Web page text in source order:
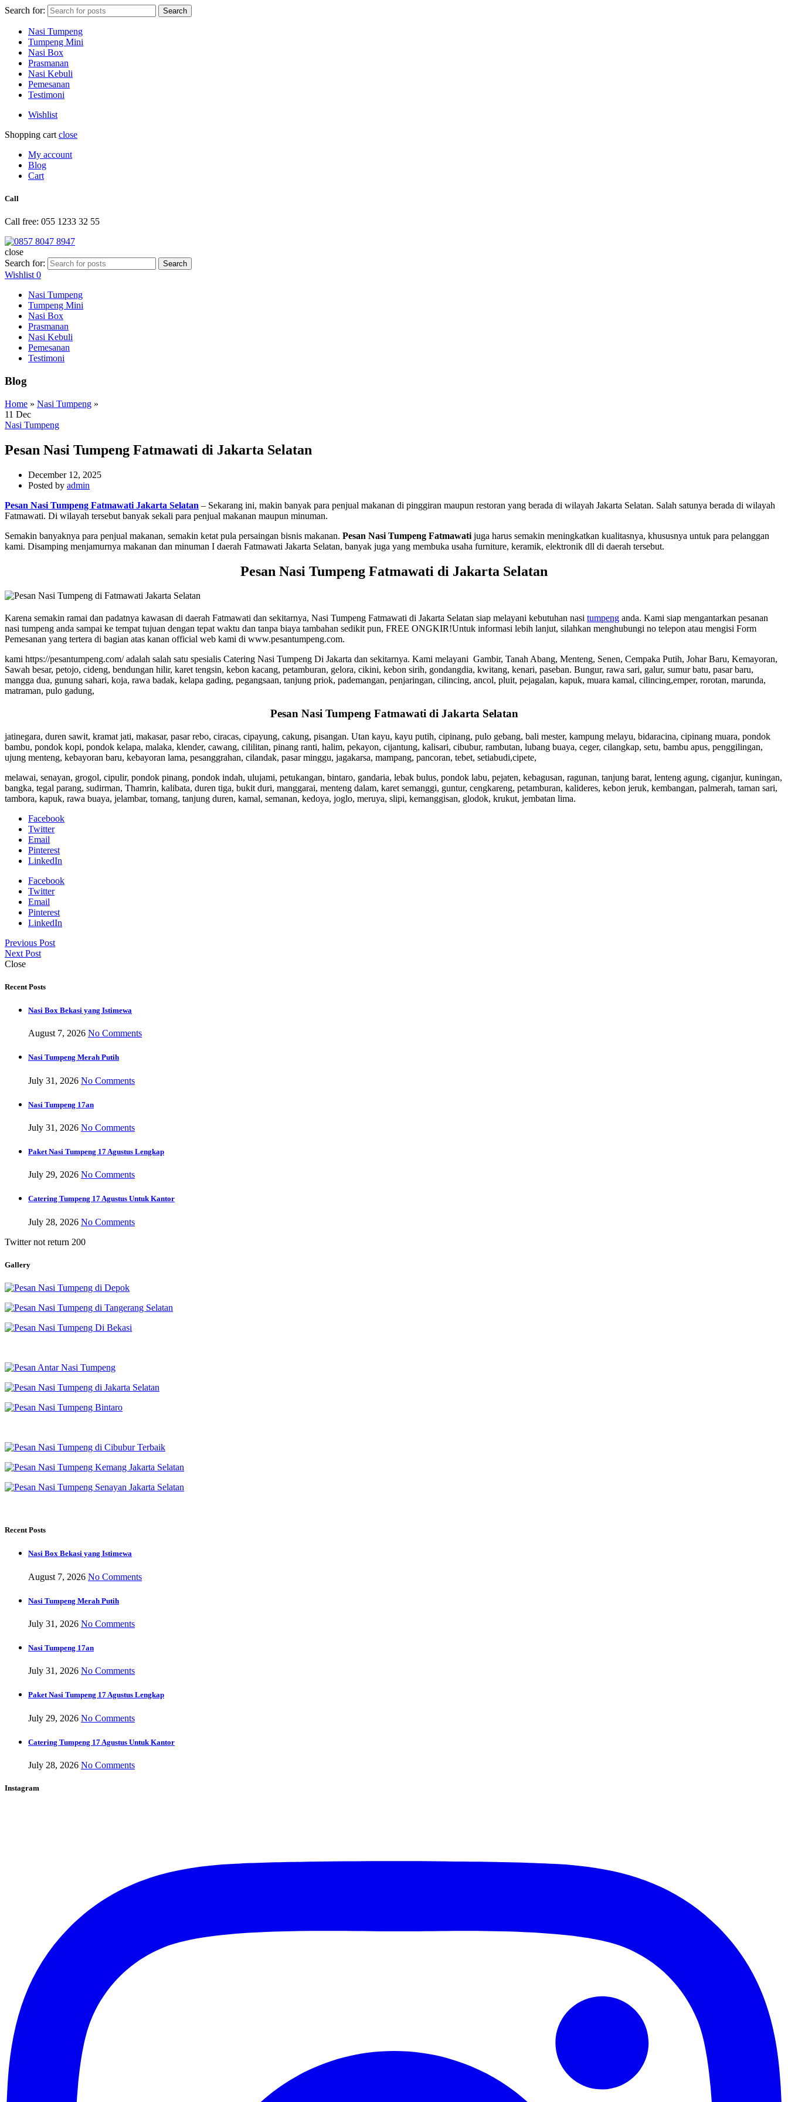
Search for: Search
Nasi Tumpeng
Tumpeng Mini
Nasi Box
Prasmanan
Nasi Kebuli
Pemesanan
Testimoni
Wishlist
Shopping cart close
My account
Blog
Cart
Call
Call free: 055 1233 32 55
close
Search for:
Search
Wishlist 0
Nasi Tumpeng
Tumpeng Mini
Nasi Box
Prasmanan
Nasi Kebuli
Pemesanan
Testimoni
Blog
Home » Nasi Tumpeng »
11 Dec
Nasi Tumpeng
Pesan Nasi Tumpeng Fatmawati di Jakarta Selatan
December 12, 2025
Posted by admin
Pesan Nasi Tumpeng Fatmawati Jakarta Selatan – Sekarang ini, makin banyak para penjual makanan di pinggiran maupun restoran yang berada di wilayah Jakarta Selatan. Salah satunya berada di wilayah
Fatmawati. Di wilayah tersebut banyak sekali para penjual makanan maupun minuman.
Semakin banyaknya para penjual makanan, semakin ketat pula persaingan bisnis makanan. Pesan Nasi Tumpeng Fatmawati juga harus semakin meningkatkan kualitasnya, khususnya untuk para pelanggan
kami. Disamping menjamurnya makanan dan minuman I daerah Fatmawati Jakarta Selatan, banyak juga yang membuka usaha furniture, keramik, elektronik dll di daerah tersebut.
Pesan Nasi Tumpeng Fatmawati di Jakarta Selatan
Karena semakin ramai dan padatnya kawasan di daerah Fatmawati dan sekitarnya, Nasi Tumpeng Fatmawati di Jakarta Selatan siap melayani kebutuhan nasi tumpeng anda. Kami siap mengantarkan pesanan
nasi tumpeng anda sampai ke tempat tujuan dengan tepat waktu dan tanpa biaya tambahan sedikit pun, FREE ONGKIR!Untuk informasi lebih lanjut, silahkan menghubungi no telepon atau mengisi Form
Pemesanan yang tertera di bagian atas kanan official web kami di www.pesantumpeng.com.
kami https://pesantumpeng.com/ adalah salah satu spesialis Catering Nasi Tumpeng Di Jakarta dan sekitarnya. Kami melayani Gambir, Tanah Abang, Menteng, Senen, Cempaka Putih, Johar Baru, Kemayoran,
Sawah besar, petojo, cideng, bendungan hilir, karet tengsin, kebon kacang, petamburan, gelora, cikini, kebon sirih, gondangdia, kwitang, kenari, paseban. Bungur, rawa sari, galur, sumur batu, pasar baru,
mangga dua, gunung sahari, koja, rawa badak, kelapa gading, pegangsaan, tanjung priok, pademangan, penjaringan, cilincing, ancol, pluit, pejagalan, kapuk, muara kamal, cilincing,emper, rorotan, marunda,
matraman, pulo gadung,
Pesan Nasi Tumpeng Fatmawati di Jakarta Selatan
jatinegara, duren sawit, kramat jati, makasar, pasar rebo, ciracas, cipayung, cakung, pisangan. Utan kayu, kayu putih, cipinang, pulo gebang, bali mester, kampung melayu, bidaracina, cipinang muara, pondok
bambu, pondok kopi, pondok kelapa, malaka, klender, cawang, cililitan, pinang ranti, halim, pekayon, cijantung, kalisari, cibubur, rambutan, lubang buaya, ceger, cilangkap, setu, bambu apus, penggilingan,
ujung menteng, kebayoran baru, kebayoran lama, pesanggrahan, cilandak, pasar minggu, jagakarsa, mampang, pancoran, tebet, setiabudi,cipete,
melawai, senayan, grogol, cipulir, pondok pinang, pondok indah, ulujami, petukangan, bintaro, gandaria, lebak bulus, pondok labu, pejaten, kebagusan, ragunan, tanjung barat, lenteng agung, ciganjur, kuningan,
bangka, tegal parang, sudirman, Thamrin, kalibata, duren tiga, bukit duri, manggarai, menteng dalam, karet semanggi, guntur, cengkareng, petamburan, kalideres, kebon jeruk, kembangan, palmerah, taman sari,
tambora, kapuk, rawa buaya, jelambar, tomang, tanjung duren, kamal, semanan, kedoya, joglo, meruya, slipi, kemanggisan, glodok, krukut, jembatan lima.
Facebook
Twitter
Email
Pinterest
LinkedIn
Facebook
Twitter
Email
Pinterest
LinkedIn
Previous Post
Next Post
Close
Recent Posts
Nasi Box Bekasi yang Istimewa
August 7, 2026 No Comments
Nasi Tumpeng Merah Putih
July 31, 2026 No Comments
Nasi Tumpeng 17an
July 31, 2026 No Comments
Paket Nasi Tumpeng 17 Agustus Lengkap
July 29, 2026 No Comments
Catering Tumpeng 17 Agustus Untuk Kantor
July 28, 2026 No Comments
Twitter not return 200
Gallery
Recent Posts
Nasi Box Bekasi yang Istimewa
August 7, 2026 No Comments
Nasi Tumpeng Merah Putih
July 31, 2026 No Comments
Nasi Tumpeng 17an
July 31, 2026 No Comments
Paket Nasi Tumpeng 17 Agustus Lengkap
July 29, 2026 No Comments
Catering Tumpeng 17 Agustus Untuk Kantor
July 28, 2026 No Comments
Instagram